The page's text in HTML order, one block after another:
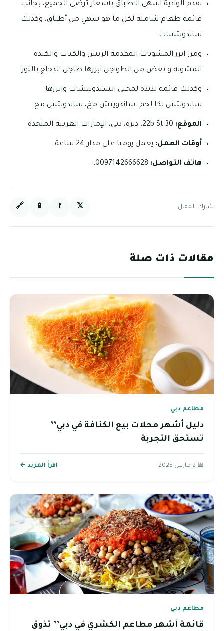
يقدم الوادية اشهى الاطباق بأسعار ترضى الجميع، بجانب
قائمة طعام شاملة لكل ما هو شهي من أطباق، وكذلك
ساندويتشات.
ومن ابرز المشويات المقدمة الريش والكباب والكبدة
المشوية و بعض من الطواجن ابرزها طاجن الدجاج باللوز.
وكذلك قائمة لذيذة لمحبي السندويتشات وابرزها
ساندويتش تكا لحم، ساندويتش مخ، ساندويتش مخ.
الموقع:
أوقات العمل: يعمل يوميا على مدار 24 ساعة.
هاتف التواصل:
شارك المقال: 𝕏
f
📱
🔗
مقالات ذات صلة
مطاعم دبي
دليل أشهر محلات بيع الكنافة في دبي’’
تستحق التجربة
📅 2 مارس 2025 اقرأ المزيد ←
مطاعم دبي
قائمة أشهر مطاعم الكشري في دبي’’ تذوق